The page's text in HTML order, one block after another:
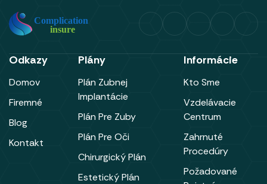
Odkazy
Domov
Firemné
Blog
Kontakt
Plány
Plán Zubnej
Implantácie
Plán Pre Zuby
Plán Pre Oči
Chirurgický Plán
Estetický Plán
Informácie
Kto Sme
Vzdelávacie
Centrum
Zahrnuté
Procedúry
Požadované